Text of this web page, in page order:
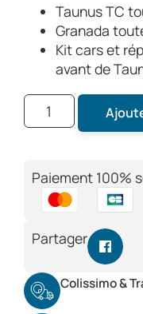
Taunus TC
Granada
Kit cars et
avant de
Paiement 100%
Partager
Colissimo &